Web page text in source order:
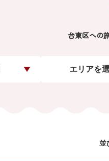
台東区への
エリアを
並